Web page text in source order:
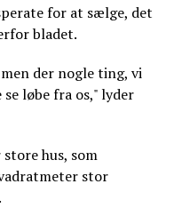
for at sælge, det
bladet.
der nogle ting, vi
løbe fra os," lyder
hus, som
stor